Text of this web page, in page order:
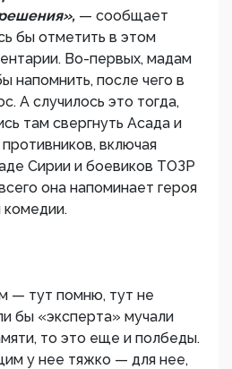
— сообщает
бы отметить в этом
Во-первых, мадам
напомнить, после чего в
А случилось это тогда,
там свергнуть Асада и
включая
Сирии и боевиков ТОЗР
она напоминает героя
комедии.
— тут помню, тут не
бы «эксперта» мучали
то это еще и полбеды.
у нее тяжко — для нее,